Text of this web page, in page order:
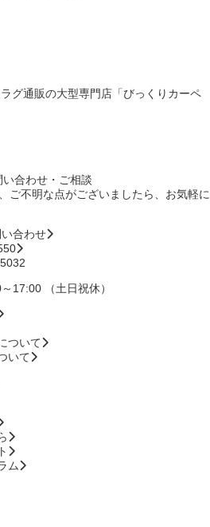
グ通販の大型専門店「びっくりカーペ
ご不明な点がございましたら、お気軽に
合わせ
17:00 （土日祝休）
ついて
いて
ム